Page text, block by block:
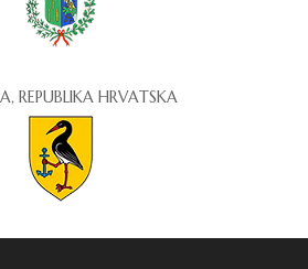
REPUBLIKA HRVATSKA